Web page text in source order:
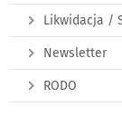
Likwidacja /
Newsletter
RODO